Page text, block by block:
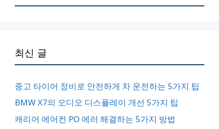
최신 글
중고 타이어 정비로 안전하게 차 운전하는 5가지 팁
BMW X7의 오디오 디스플레이 개선 5가지 팁
캐리어 에어컨 PO 에러 해결하는 5가지 방법